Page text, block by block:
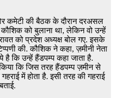
कमेटी की बैठक के दौरान दरअसल
को बुलाना था, लेकिन वो उन्हें
को प्रदेश अध्यक्ष बोल गए. इसके
की. कौशिक ने कहा, ज़मीनी नेता
है कि उन्हें हैंडपम्प कहा जाता है.
कि जिस तरह हैंडपम्प ज़मीन से
में होता है. इसी तरह की गहराई